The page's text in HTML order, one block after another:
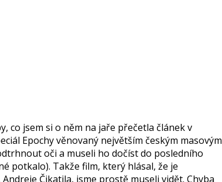
co jsem si o něm na jaře přečetla článek v
Epochy věnovaný největším českým masovým
oči a museli ho dočíst do posledního
potkalo). Takže film, který hlásal, že je
Čikatila, jsme prostě museli vidět. Chyba